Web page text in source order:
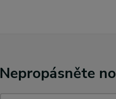
Nepropásněte